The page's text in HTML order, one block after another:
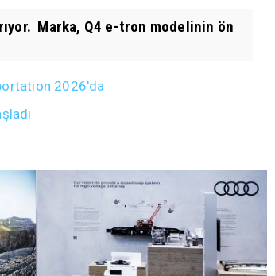
Marka, Q4 e-tron modelinin ön
2026'da